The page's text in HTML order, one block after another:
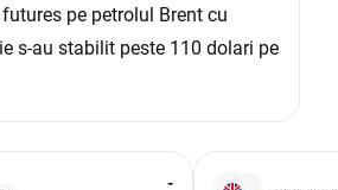
pe petrolul Brent cu
s-au stabilit peste 110 dolari pe
-